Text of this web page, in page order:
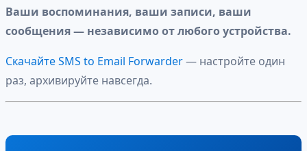
Ваши воспоминания, ваши записи, ваши
сообщения — независимо от любого устройства.
Скачайте SMS to Email Forwarder— настройте один
раз, архивируйте навсегда.